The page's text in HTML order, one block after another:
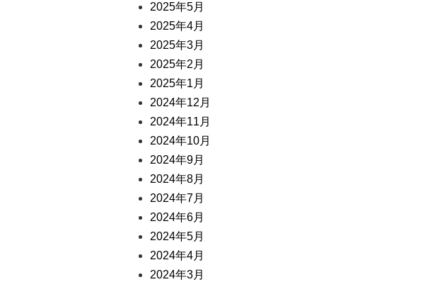
2025年5月
2025年4月
2025年3月
2025年2月
2025年1月
2024年12月
2024年11月
2024年10月
2024年9月
2024年8月
2024年7月
2024年6月
2024年5月
2024年4月
2024年3月